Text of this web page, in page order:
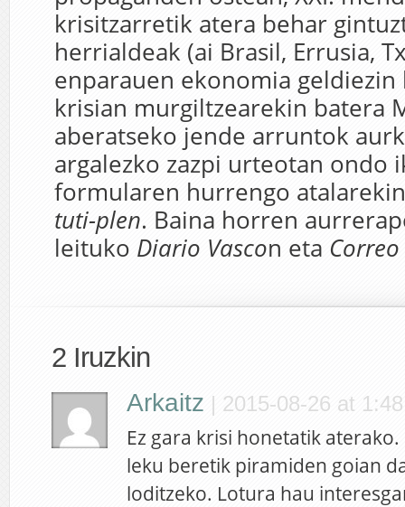
krisitzarretik atera behar
herrialdeak (ai Brasil, Errusia,
enparauen ekonomia
krisian murgiltzearekin batera
aberatseko jende arruntok
argalezko zazpi urteotan ondo
formularen hurrengo
tuti-plen. Baina horren
leituko Diario Vascon eta
2 Iruzkin
Arkaitz | 2015-08-26 at 1:48
Ez gara krisi honetatik
leku beretik piramiden goian
loditzeko. Lotura hau